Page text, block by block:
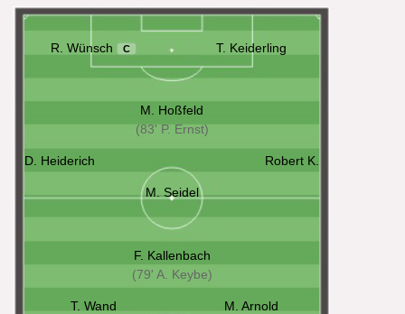
R. Wünsch C T. Keiderling
M. Hoßfeld
(83' P. Ernst)
D. Heiderich Robert K.
M. Seidel
F. Kallenbach
(79' A. Keybe)
T. Wand M. Arnold